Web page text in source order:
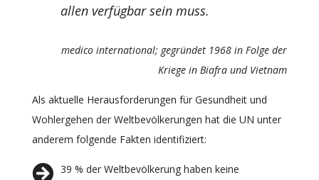
allen verfügbar sein muss.
medico international; gegründet 1968 in Folge der
Kriege in Biafra und Vietnam
Als aktuelle Herausforderungen für Gesundheit und
Wohlergehen der Weltbevölkerungen hat die UN unter
anderem folgende Fakten identifiziert:
39 % der Weltbevölkerung haben keine